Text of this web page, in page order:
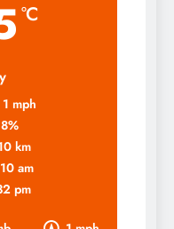
°C
1 mph
8%
km
am
pm